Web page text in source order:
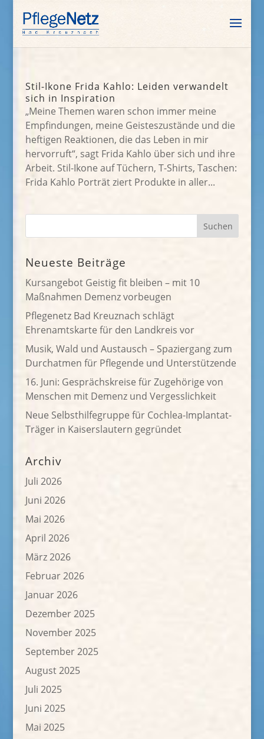
Stil-Ikone Frida Kahlo: Leiden verwandelt
sich in Inspiration
„Meine Themen waren schon immer meine
Empfindungen, meine Geisteszustände und die
heftigen Reaktionen, die das Leben in mir
hervorruft“, sagt Frida Kahlo über sich und ihre
Arbeit. Stil-Ikone auf Tüchern, T-Shirts, Taschen:
Frida Kahlo Porträt ziert Produkte in aller...
Neueste Beiträge
Kursangebot Geistig fit bleiben – mit 10
Maßnahmen Demenz vorbeugen
Pflegenetz Bad Kreuznach schlägt
Ehrenamtskarte für den Landkreis vor
Musik, Wald und Austausch – Spaziergang zum
Durchatmen für Pflegende und Unterstützende
16. Juni: Gesprächskreise für Zugehörige von
Menschen mit Demenz und Vergesslichkeit
Neue Selbsthilfegruppe für Cochlea-Implantat-
Träger in Kaiserslautern gegründet
Archiv
Juli 2026
Juni 2026
Mai 2026
April 2026
März 2026
Februar 2026
Januar 2026
Dezember 2025
November 2025
September 2025
August 2025
Juli 2025
Juni 2025
Mai 2025